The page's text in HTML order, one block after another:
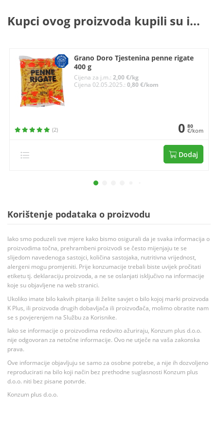
Kupci ovog proizvoda kupili su i...
Grano Doro Tjestenina penne rigate
400 g
Cijena za j.m.: 2,00 €/kg
Cijena 02.05.2025.: 0,80 €/kom
(2) 0 80
€/kom
Dodaj
Korištenje podataka o proizvodu
Iako smo poduzeli sve mjere kako bismo osigurali da je svaka informacija o
proizvodima točna, prehrambeni proizvodi se često mijenjaju te se
slijedom navedenoga sastojci, količina sastojaka, nutritivna vrijednost,
alergeni mogu promjeniti. Prije konzumacije trebali biste uvijek pročitati
etiketu tj. deklaraciju proizvoda, a ne se oslanjati isključivo na informacije
koje su objavljene na web stranici.
Ukoliko imate bilo kakvih pitanja ili želite savjet o bilo kojoj marki proizvoda
K Plus, ili proizvoda drugih dobavljača ili proizvođača, molimo obratite nam
se s povjerenjem na Službu za Korisnike.
Iako se informacije o proizvodima redovito ažuriraju, Konzum plus d.o.o.
nije odgovoran za netočne informacije. Ovo ne utječe na vaša zakonska
prava.
Ove informacije objavljuju se samo za osobne potrebe, a nije ih dozvoljeno
reproducirati na bilo koji način bez prethodne suglasnosti Konzum plus
d.o.o. niti bez pisane potvrde.
Konzum plus d.o.o.